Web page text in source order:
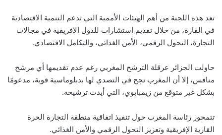
تعد هذه اللجنة من أهم الهيئات الأممية التي تدعم التنمية الاقتصادية
في القارة، من خلال تقديم استشارات للدول الإفريقية في مجالات
التجارة، التحول الرقمي، الأمن الغذائي، والتكامل الاقتصادي.
حاولت الجزائر عرقلة الترشح المغربي رغم عدم تقديمها أي مرشح
منافس، إلا أن المغرب نجح في التصدي لها بدبلوماسية قوية، مدعومًا
بشكل غير متوقع من زيمبابوي، التي أيدت ترشيحه.
تتمحور رئاسة المغرب حول تنفيذ اتفاقية منطقة التجارة الحرة
القارية الإفريقية وتعزيز التحول الرقمي والأمن الغذائي.